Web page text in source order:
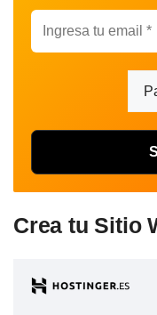
Crea tu Sitio